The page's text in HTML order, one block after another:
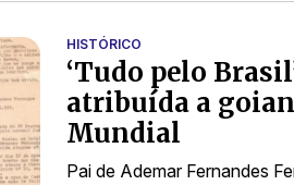
HISTÓRICO
‘Tudo pelo
atribuída a
Mundial
Pai de Ademar Fernandes